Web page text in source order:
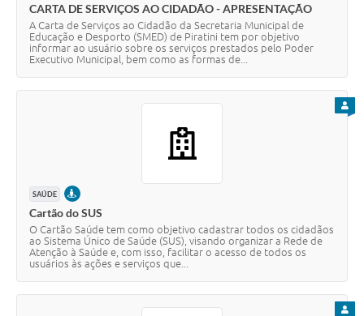
CARTA DE SERVIÇOS AO CIDADÃO - APRESENTAÇÃO
A Carta de Serviços ao Cidadão da Secretaria Municipal de
Educação e Desporto (SMED) de Piratini tem por objetivo
informar ao usuário sobre os serviços prestados pelo Poder
Executivo Municipal, bem como as formas de...
SAÚDE PRESENCIAL
Cartão do SUS
O Cartão Saúde tem como objetivo cadastrar todos os cidadãos
ao Sistema Único de Saúde (SUS), visando organizar a Rede de
Atenção à Saúde e, com isso, facilitar o acesso de todos os
usuários às ações e serviços que...